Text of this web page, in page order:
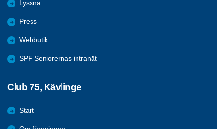
Lyssna
Press
Webbutik
SPF Seniorernas intranät
Club 75, Kävlinge
Start